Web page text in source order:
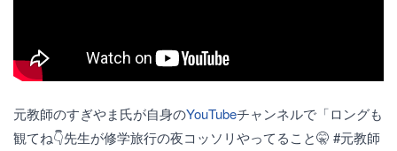
元教師のすぎやま氏が自身のYouTubeチャンネルで「ロングも
観てね👇先生が修学旅行の夜コッソリやってること🤫 #元教師